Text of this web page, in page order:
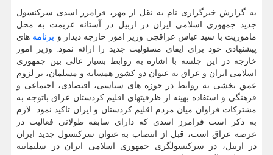
به گزارش خبرگزاری نام به نقل از مهر، فرامرز اسدی سرکنسول
جدید جمهوری اسلامی ایران در اربیل در آستانه عزیمت به محل
ماموریت با سید عباس عراقچی وزیر امور خارجه دیدار و برنامه های
پیشنهادی خود برای ایفای مسئولیت جدید را ارائه نمود. وزیر امور
خارجه در این جلسه با اشاره به روابط بسیار عالی بین جمهوری
اسلامی ایران و عراق به عنوان دو کشور همسایه و مسلمان، بر لزوم
عمق بخشی به روابط در حوزه های سیاسی، اقتصادی، اجتماعی و
فرهنگی و استفاده بهینه از ظرفیتهای اقلیم کردستان عراق باتوجه به
مشترکات فراوان میان مردم اقلیم کردستان و ایران تاکید نمود. لازم
به ذکر است فرامرز اسدی که دارای سابقه طولانی فعالیت در
عرصه عراق است، قبل از انتصاب به عنوان سرکنسول جدید ایران
در اربیل، در سرکنسولگری جمهوری اسلامی ایران در سلیمانیه